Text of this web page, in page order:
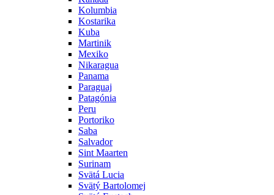
Kolumbia
Kostarika
Kuba
Martinik
Mexiko
Nikaragua
Panama
Paraguaj
Patagónia
Peru
Portoriko
Saba
Salvador
Sint Maarten
Surinam
Svätá Lucia
Svätý Bartolomej